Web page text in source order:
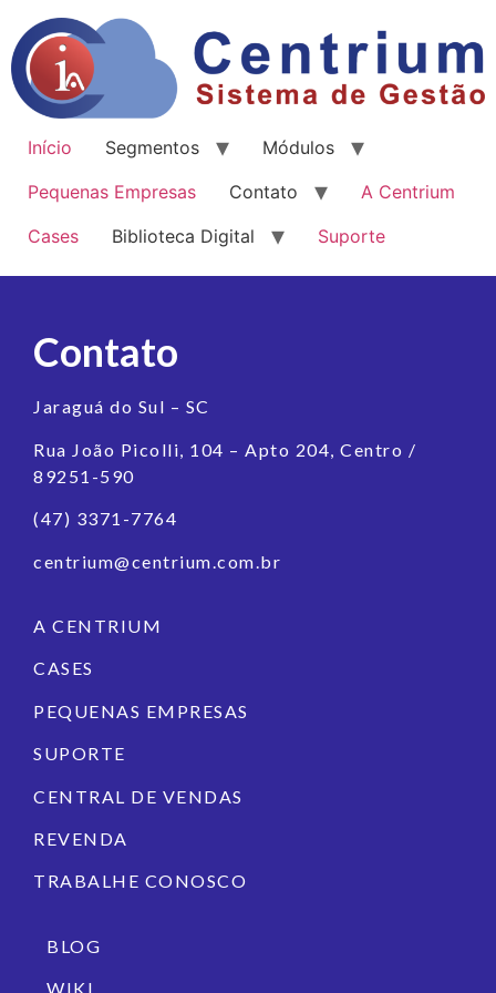
Início Segmentos
Módulos
Pequenas Empresas
Contato
A Centrium
Cases
Biblioteca Digital Suporte
Contato
Jaraguá do Sul – SC
Rua João Picolli, 104 – Apto 204, Centro /
89251-590
(47) 3371-7764
centrium@centrium.com.br
A CENTRIUM
CASES
PEQUENAS EMPRESAS
SUPORTE
CENTRAL DE VENDAS
REVENDA
TRABALHE CONOSCO
BLOG
WIKI